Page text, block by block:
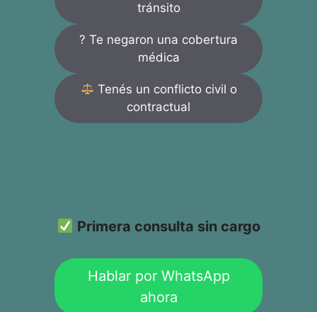
tránsito
? Te negaron una cobertura
médica
Tenés un conflicto civil o
contractual
Primera consulta sin cargo
Hablar por WhatsApp
ahora